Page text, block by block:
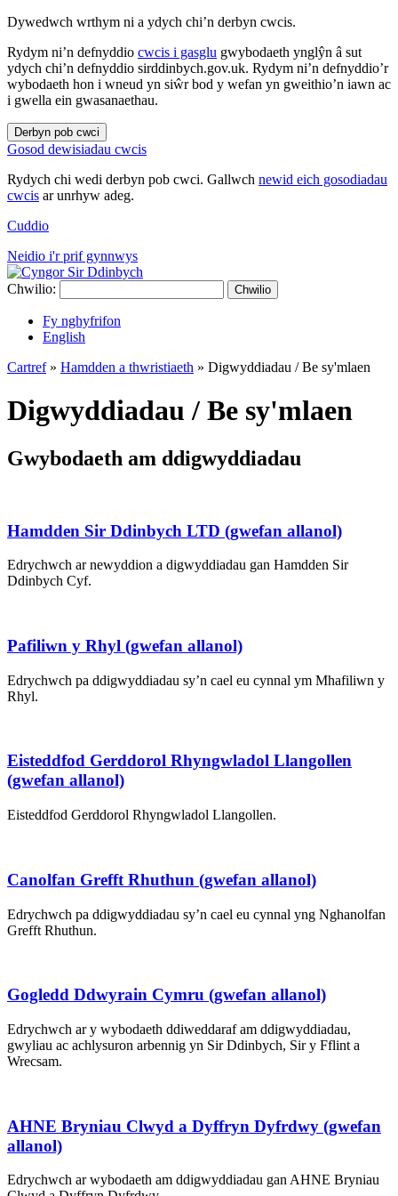
Dywedwch wrthym ni a ydych chi’n derbyn cwcis.
Rydym ni’n defnyddio cwcis i gasglu gwybodaeth ynglŷn â sut
ydych chi’n defnyddio sirddinbych.gov.uk. Rydym ni’n defnyddio’r
wybodaeth hon i wneud yn siŵr bod y wefan yn gweithio’n iawn ac
i gwella ein gwasanaethau.
Derbyn pob cwci
Gosod dewisiadau cwcis
Rydych chi wedi derbyn pob cwci. Gallwch newid eich gosodiadau
cwcis ar unrhyw adeg.
Cuddio
Neidio i'r prif gynnwys
Chwilio: Chwilio
Fy nghyfrifon
English
Cartref» Hamdden a thwristiaeth » Digwyddiadau / Be sy'mlaen
Digwyddiadau / Be sy'mlaen
Gwybodaeth am ddigwyddiadau
Hamdden Sir Ddinbych LTD (gwefan allanol)
Edrychwch ar newyddion a digwyddiadau gan Hamdden Sir
Ddinbych Cyf.
Pafiliwn y Rhyl (gwefan allanol)
Edrychwch pa ddigwyddiadau sy’n cael eu cynnal ym Mhafiliwn y
Rhyl.
Eisteddfod Gerddorol Rhyngwladol Llangollen
(gwefan allanol)
Eisteddfod Gerddorol Rhyngwladol Llangollen.
Canolfan Grefft Rhuthun (gwefan allanol)
Edrychwch pa ddigwyddiadau sy’n cael eu cynnal yng Nghanolfan
Grefft Rhuthun.
Gogledd Ddwyrain Cymru (gwefan allanol)
Edrychwch ar y wybodaeth ddiweddaraf am ddigwyddiadau,
gwyliau ac achlysuron arbennig yn Sir Ddinbych, Sir y Fflint a
Wrecsam.
AHNE Bryniau Clwyd a Dyffryn Dyfrdwy (gwefan
allanol)
Edrychwch ar wybodaeth am ddigwyddiadau gan AHNE Bryniau